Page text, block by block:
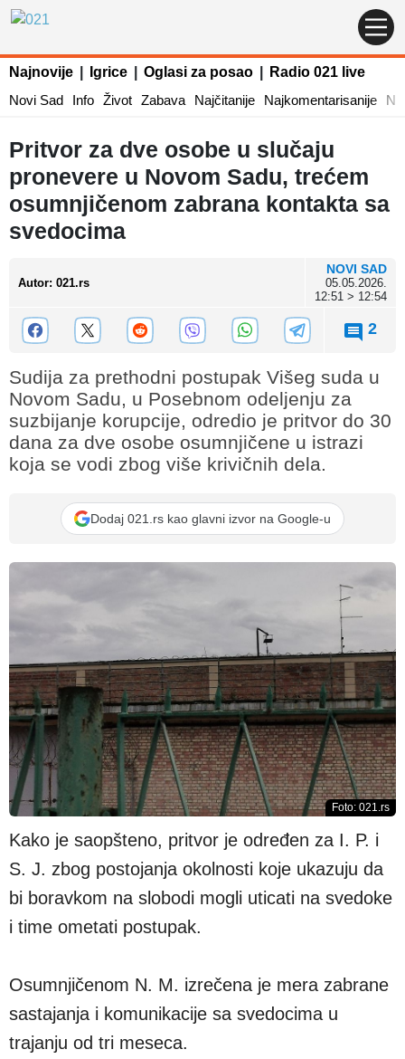
Najnovije Igrice Oglasi za posao
Radio 021 live
Novi Sad
Info Život Zabava Najčitanije Najkomentarisanije
Pritvor za dve osobe u slučaju
pronevere u Novom Sadu, trećem
osumnjičenom zabrana kontakta sa
svedocima
Autor: 021.rs
NOVI SAD
05.05.2026.
12:51 > 12:54
2
Sudija za prethodni postupak Višeg suda u
Novom Sadu, u Posebnom odeljenju za
suzbijanje korupcije, odredio je pritvor do 30
dana za dve osobe osumnjičene u istrazi
koja se vodi zbog više krivičnih dela.
Dodaj 021.rs kao glavni izvor na Google-u
Foto: 021.rs
Kako je saopšteno, pritvor je određen za I. P. i
S. J. zbog postojanja okolnosti koje ukazuju da
bi boravkom na slobodi mogli uticati na svedoke
i time ometati postupak.
Osumnjičenom N. M. izrečena je mera zabrane
sastajanja i komunikacije sa svedocima u
trajanju od tri meseca.